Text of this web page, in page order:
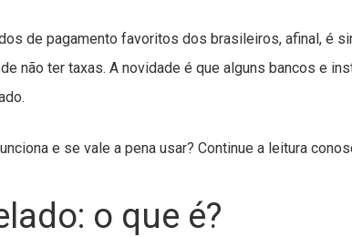
de pagamento favoritos dos brasileiros, afinal, é
não ter taxas. A novidade é que alguns bancos e
e se vale a pena usar? Continue a leitura
o que é?